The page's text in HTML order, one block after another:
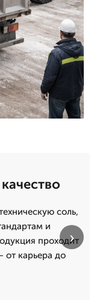
соль,
и
проходит
от карьера до
›